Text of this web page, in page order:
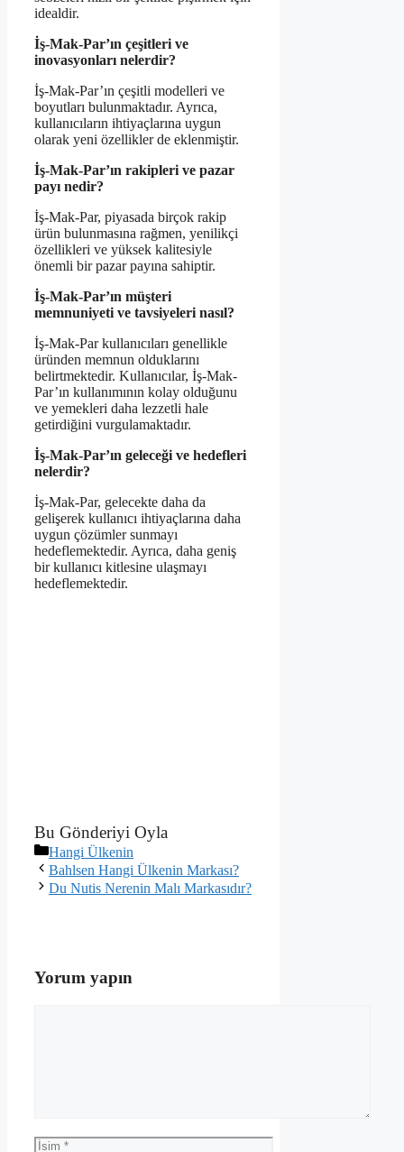
idealdir.
İş-Mak-Par’ın çeşitleri ve
inovasyonları nelerdir?
İş-Mak-Par’ın çeşitli modelleri ve
boyutları bulunmaktadır. Ayrıca,
kullanıcıların ihtiyaçlarına uygun
olarak yeni özellikler de eklenmiştir.
İş-Mak-Par’ın rakipleri ve pazar
payı nedir?
İş-Mak-Par, piyasada birçok rakip
ürün bulunmasına rağmen, yenilikçi
özellikleri ve yüksek kalitesiyle
önemli bir pazar payına sahiptir.
İş-Mak-Par’ın müşteri
memnuniyeti ve tavsiyeleri nasıl?
İş-Mak-Par kullanıcıları genellikle
üründen memnun olduklarını
belirtmektedir. Kullanıcılar, İş-Mak-
Par’ın kullanımının kolay olduğunu
ve yemekleri daha lezzetli hale
getirdiğini vurgulamaktadır.
İş-Mak-Par’ın geleceği ve hedefleri
nelerdir?
İş-Mak-Par, gelecekte daha da
gelişerek kullanıcı ihtiyaçlarına daha
uygun çözümler sunmayı
hedeflemektedir. Ayrıca, daha geniş
bir kullanıcı kitlesine ulaşmayı
hedeflemektedir.
Bu Gönderiyi Oyla
Kategoriler
Hangi Ülkenin
Bahlsen Hangi Ülkenin Markası?
Du Nutis Nerenin Malı Markasıdır?
Yorum yapın
İsim